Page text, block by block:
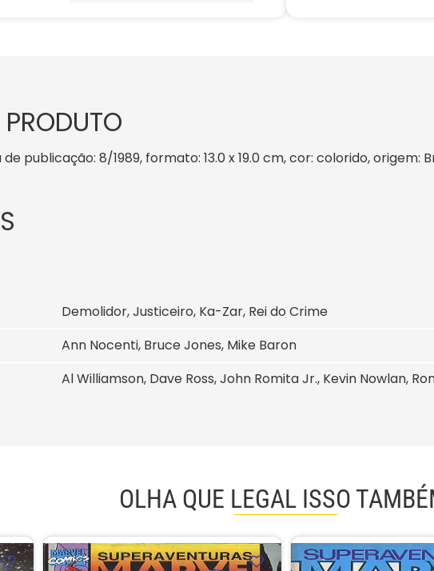
publicação: 8/1989, formato: 13.0 x 19.0 cm, cor: colorido, origem:
Demolidor, Justiceiro, Ka-Zar, Rei do Crime
Ann Nocenti, Bruce Jones, Mike Baron
Al Williamson, Dave Ross, John Romita Jr., Kevin Nowlan,
OLHA QUE LEGAL ISSO